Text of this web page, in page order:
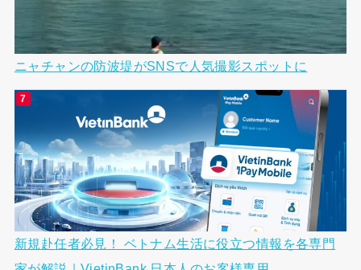
ニャチャンの防波堤がSNSで人気撮影スポットに
新規赴任者必見！ ベトナム生活に役立つ情報を各専門